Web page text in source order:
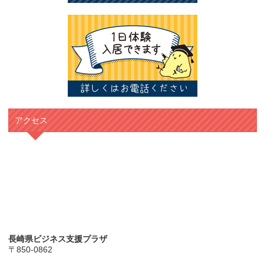
アクセス
長崎県ビジネス支援プラザ
〒850-0862